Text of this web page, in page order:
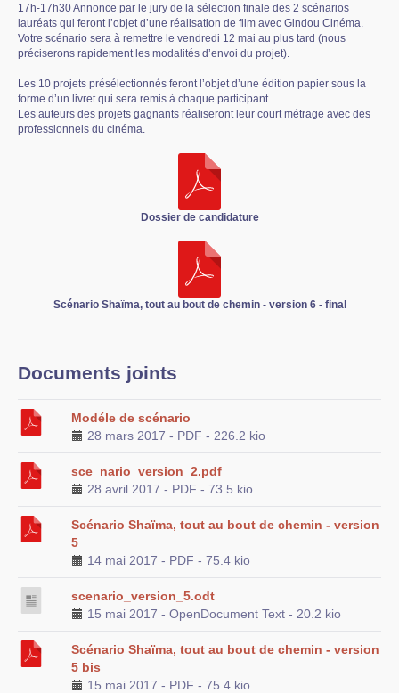
17h-17h30 Annonce par le jury de la sélection finale des 2 scénarios
lauréats qui feront l’objet d’une réalisation de film avec Gindou Cinéma.
Votre scénario sera à remettre le vendredi 12 mai au plus tard (nous
préciserons rapidement les modalités d’envoi du projet).
Les 10 projets présélectionnés feront l’objet d’une édition papier sous la
forme d’un livret qui sera remis à chaque participant.
Les auteurs des projets gagnants réaliseront leur court métrage avec des
professionnels du cinéma.
Dossier de candidature
Scénario Shaïma, tout au bout de chemin - version 6 - final
Documents joints
Modéle de scénario
28 mars 2017 - PDF - 226.2 kio
sce_nario_version_2.pdf
28 avril 2017 - PDF - 73.5 kio
Scénario Shaïma, tout au bout de chemin - version
5
14 mai 2017 - PDF - 75.4 kio
scenario_version_5.odt
15 mai 2017 - OpenDocument Text - 20.2 kio
Scénario Shaïma, tout au bout de chemin - version
5 bis
15 mai 2017 - PDF - 75.4 kio